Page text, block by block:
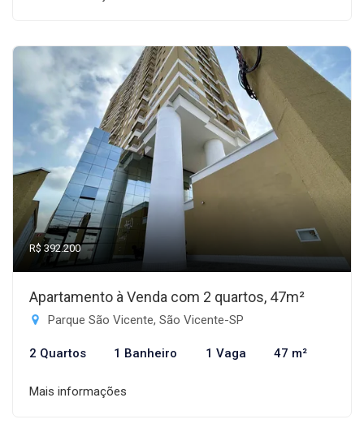
R$ 392.200
Apartamento à Venda com 2 quartos, 47m²
Parque São Vicente, São Vicente-SP
2 Quartos 1 Banheiro 1 Vaga 47 m²
Mais informações